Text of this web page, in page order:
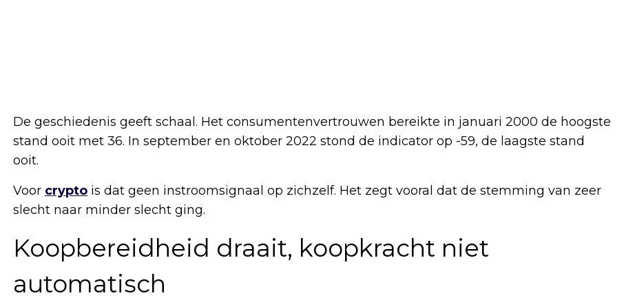
De geschiedenis geeft schaal. Het consumentenvertrouwen bereikte in januari 2000 de hoogste
stand ooit met 36. In september en oktober 2022 stond de indicator op -59, de laagste stand
ooit.
Voor crypto is dat geen instroomsignaal op zichzelf. Het zegt vooral dat de stemming van zeer
slecht naar minder slecht ging.
Koopbereidheid draait, koopkracht niet
automatisch